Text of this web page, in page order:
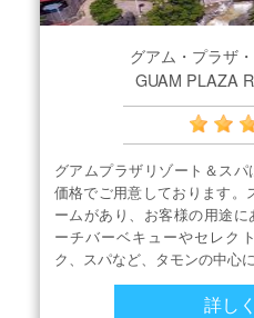
グアム・プラザ
GUAM PLAZA
グアムプラザリゾート＆ス
価格でご用意しております
ームがあり、お客様の用途
ーチバーベキューやセレク
ク、スパなど、タモンの中心
詳し